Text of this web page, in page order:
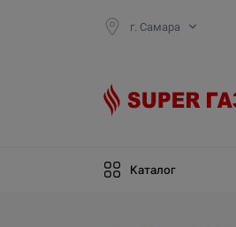
г. Самара
Каталог